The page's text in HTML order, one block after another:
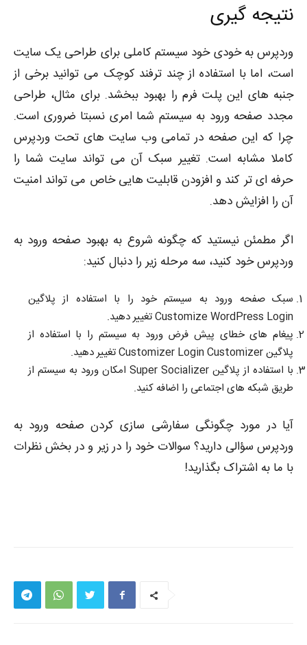
نتیجه گیری
وردپرس به خودی خود سیستم کاملی برای طراحی یک سایت
است، اما با استفاده از چند ترفند کوچک می توانید برخی از
جنبه های این پلت فرم را بهبود ببخشد. برای مثال، طراحی
مجدد صفحه ورود به سیستم شما امری نسبتا ضروری است.
چرا که این صفحه در تمامی وب سایت های تحت وردپرس
کاملا مشابه است. تغییر سبک آن می تواند سایت شما را
حرفه ای تر کند و افزودن قابلیت هایی خاص می تواند امنیت
آن را افزایش دهد.
اگر مطمئن نیستید که چگونه شروع به بهبود صفحه ورود به
وردپرس خود کنید، سه ​​مرحله زیر را دنبال کنید:
سبک صفحه ورود به سیستم خود را با استفاده از پلاگین
Customize WordPress Login تغییر دهید.
پیغام های خطای پیش فرض ورود به سیستم را با استفاده از
پلاگین Customizer Login Customizer تغییر دهید.
با استفاده از پلاگین Super Socializer امکان ورود به سیستم از
طریق شبکه های اجتماعی را اضافه کنید.
آیا در مورد چگونگی سفارشی سازی کردن صفحه ورود به
وردپرس سؤالی دارید؟ سوالات خود را در زیر و در بخش نظرات
با ما به اشتراک بگذارید!